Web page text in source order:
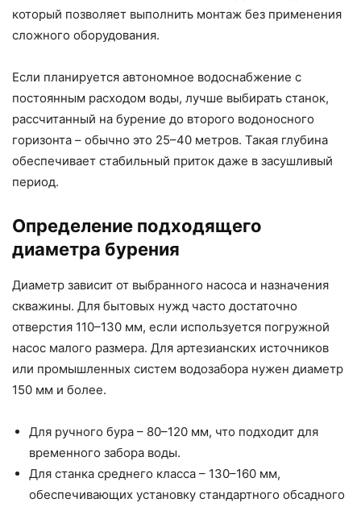
который позволяет выполнить монтаж без применения
сложного оборудования.
Если планируется автономное водоснабжение с
постоянным расходом воды, лучше выбирать станок,
рассчитанный на бурение до второго водоносного
горизонта – обычно это 25–40 метров. Такая глубина
обеспечивает стабильный приток даже в засушливый
период.
Определение подходящего
диаметра бурения
Диаметр зависит от выбранного насоса и назначения
скважины. Для бытовых нужд часто достаточно
отверстия 110–130 мм, если используется погружной
насос малого размера. Для артезианских источников
или промышленных систем водозабора нужен диаметр
150 мм и более.
Для ручного бура – 80–120 мм, что подходит для
временного забора воды.
Для станка среднего класса – 130–160 мм,
обеспечивающих установку стандартного обсадного